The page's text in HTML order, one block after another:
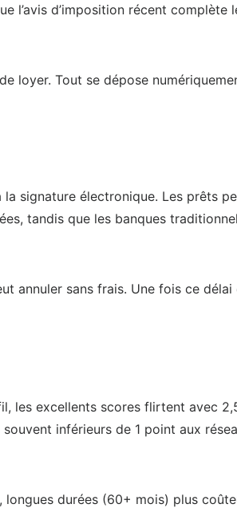
l’avis d’imposition récent complète
loyer. Tout se dépose
signature électronique. Les prêts
tandis que les banques
annuler sans frais. Une fois ce
les excellents scores flirtent avec
inférieurs de 1 point aux
durées (60+ mois) plus